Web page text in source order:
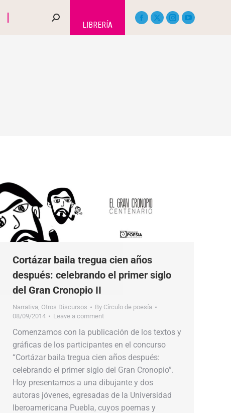
LIBRERÍA
Cortázar baila tregua cien años
después: celebrando el primer siglo
del Gran Cronopio II
Narrativa Otros Discursos By Círculo de poesía
08/09/2014
Leave a comment
Comenzamos con la publicación de los textos y
gráficas de los participantes en el concurso
“Cortázar baila tregua cien años después:
celebrando el primer siglo del Gran Cronopio”.
Hoy presentamos a una dibujante y dos
autoras jóvenes, egresadas de la Universidad
Iberoamericana Puebla, cuyos poemas y